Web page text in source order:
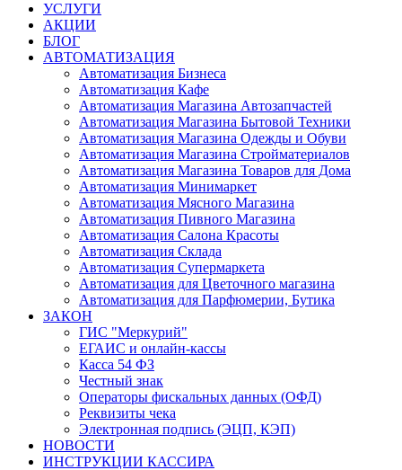
УСЛУГИ
АКЦИИ
БЛОГ
АВТОМАТИЗАЦИЯ
Автоматизация Бизнеса
Автоматизация Кафе
Автоматизация Магазина Автозапчастей
Автоматизация Магазина Бытовой Техники
Автоматизация Магазина Одежды и Обуви
Автоматизация Магазина Стройматериалов
Автоматизация Магазина Товаров для Дома
Автоматизация Минимаркет
Автоматизация Мясного Магазина
Автоматизация Пивного Магазина
Автоматизация Салона Красоты
Автоматизация Склада
Автоматизация Супермаркета
Автоматизация для Цветочного магазина
Автоматизация для Парфюмерии, Бутика
ЗАКОН
ГИС "Меркурий"
ЕГАИС и онлайн-кассы
Касса 54 ФЗ
Честный знак
Операторы фискальных данных (ОФД)
Реквизиты чека
Электронная подпись (ЭЦП, КЭП)
НОВОСТИ
ИНСТРУКЦИИ КАССИРА